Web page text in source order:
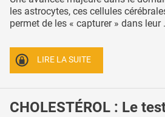
les astrocytes, ces cellules
permet de les « capturer » dans leur
LIRE LA SUITE
CHOLESTÉROL : Le